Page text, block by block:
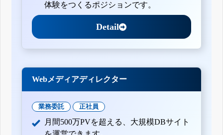
体験をつくるポジションです。
Detail
Webメディアディレクター
業務委託 正社員
月間500万PVを超える、大規模DBサイト